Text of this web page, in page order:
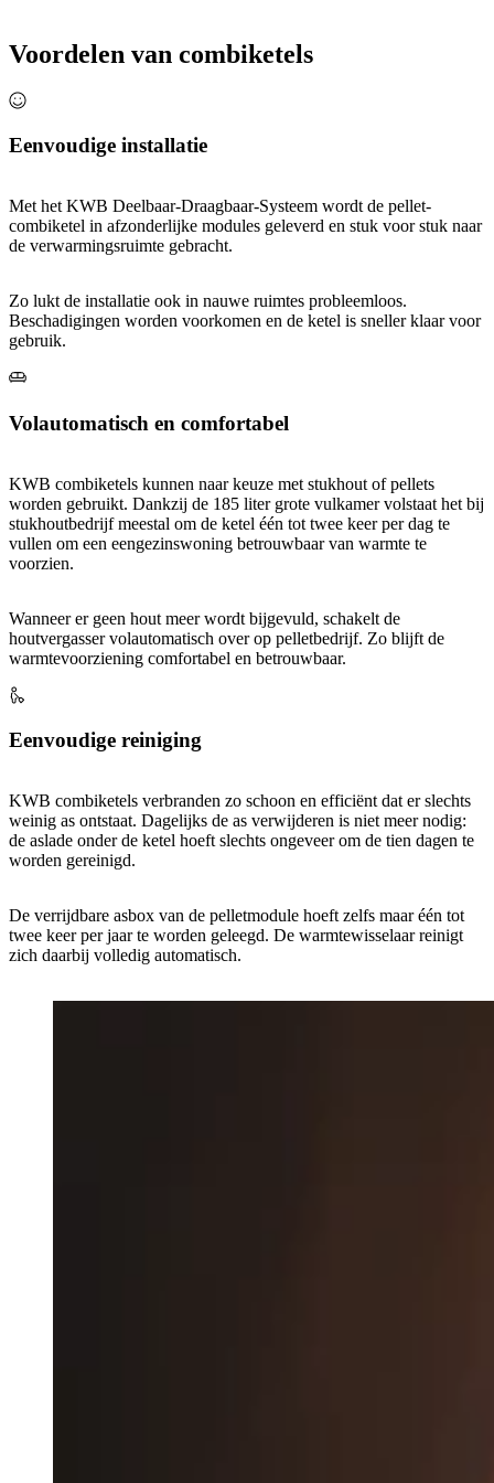
Voordelen van combiketels
Eenvoudige installatie
Met het KWB Deelbaar-Draagbaar-Systeem wordt de pellet-
combiketel in afzonderlijke modules geleverd en stuk voor stuk naar
de verwarmingsruimte gebracht.
Zo lukt de installatie ook in nauwe ruimtes probleemloos.
Beschadigingen worden voorkomen en de ketel is sneller klaar voor
gebruik.
Volautomatisch en comfortabel
KWB combiketels kunnen naar keuze met stukhout of pellets
worden gebruikt. Dankzij de 185 liter grote vulkamer volstaat het bij
stukhoutbedrijf meestal om de ketel één tot twee keer per dag te
vullen om een eengezinswoning betrouwbaar van warmte te
voorzien.
Wanneer er geen hout meer wordt bijgevuld, schakelt de
houtvergasser volautomatisch over op pelletbedrijf. Zo blijft de
warmtevoorziening comfortabel en betrouwbaar.
Eenvoudige reiniging
KWB combiketels verbranden zo schoon en efficiënt dat er slechts
weinig as ontstaat. Dagelijks de as verwijderen is niet meer nodig:
de aslade onder de ketel hoeft slechts ongeveer om de tien dagen te
worden gereinigd.
De verrijdbare asbox van de pelletmodule hoeft zelfs maar één tot
twee keer per jaar te worden geleegd. De warmtewisselaar reinigt
zich daarbij volledig automatisch.